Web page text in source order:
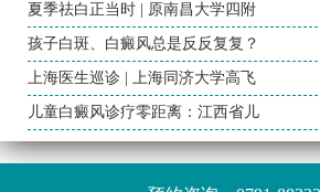
夏季祛白正当时 | 原南昌大学四附
孩子白斑、白癜风总是反反复复？
上海医生巡诊 | 上海同济大学高飞
儿童白癜风诊疗零距离：江西省儿